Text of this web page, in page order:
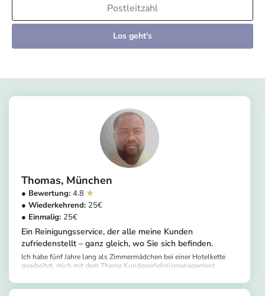
Los geht's
Thomas München
4.8
25
25
Ein Reinigungsservice, der alle meine Kunden
zufriedenstellt – ganz gleich, wo Sie sich befinden.
Ich habe fünf Jahre lang als Zimmermädchen bei einer Hotelkette
gearbeitet, mich mit dem Thema Kundenerlebnismanagement
ich genügend Erfahrungen gesammelt, um alle meine Kunden